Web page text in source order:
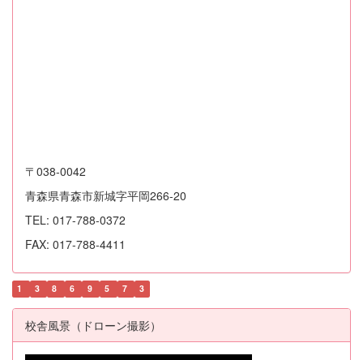
〒038-0042
青森県青森市新城字平岡266-20
TEL: 017-788-0372
FAX: 017-788-4411
1 3 8 6 9 5 7 3
校舎風景（ドローン撮影）